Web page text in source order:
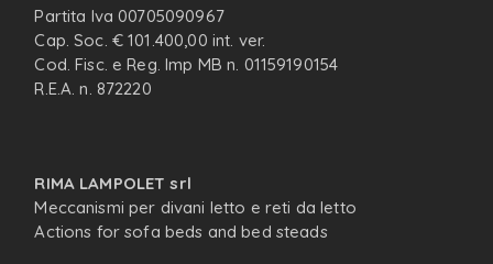
Partita Iva 00705090967
Cap. Soc. € 101.400,00 int. ver.
Cod. Fisc. e Reg. Imp MB n. 01159190154
R.E.A. n. 872220
RIMA LAMPOLET srl
Meccanismi per divani letto e reti da letto
Actions for sofa beds and bed steads